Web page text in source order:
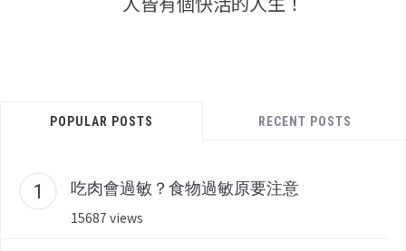
POPULAR POSTS RECENT POSTS
吃肉會過敏？食物過敏原要注意
15687 views